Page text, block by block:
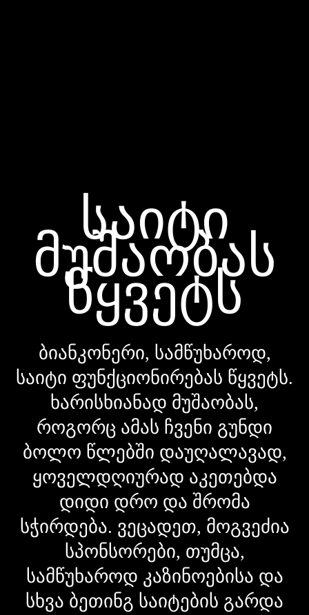
საიტი
მუშაობას
წყვეტს
ბიანკონერი, სამწუხაროდ,
საიტი ფუნქციონირებას წყვეტს.
ხარისხიანად მუშაობას,
როგორც ამას ჩვენი გუნდი
ბოლო წლებში დაუღალავად,
ყოველდღიურად აკეთებდა
დიდი დრო და შრომა
სჭირდება. ვეცადეთ, მოგვეძია
სპონსორები, თუმცა,
სამწუხაროდ კაზინოებისა და
სხვა ბეთინგ საიტების გარდა